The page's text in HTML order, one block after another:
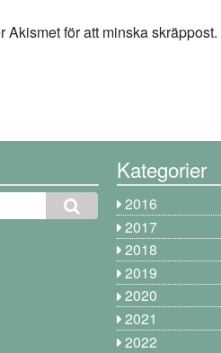
för att minska skräppost.
Kategorier
2016
2017
2018
2019
2020
2021
2022